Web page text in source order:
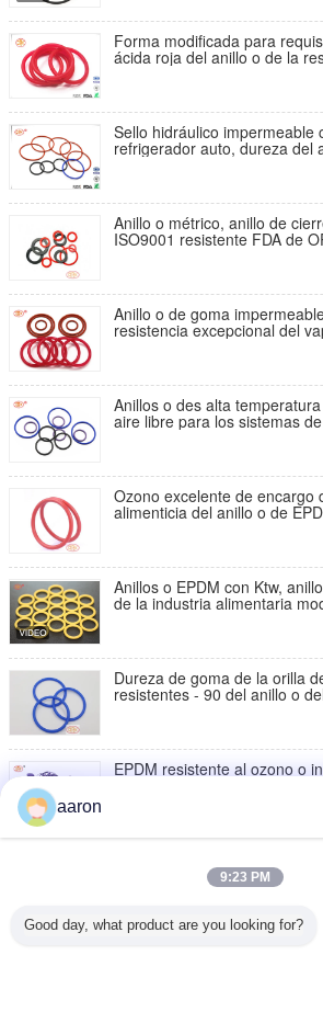
Forma modificada para
ácida roja del anillo o de la
envejecimiento de la
Sello hidráulico impermeable
refrigerador auto, dureza del
Anillo o métrico, anillo de
ISO9001 resistente FDA de
Anillo o de goma
resistencia excepcional del
Anillos o des alta
aire libre para los sistemas
Ozono excelente de encargo
alimenticia del anillo o de
Anillos o EPDM con Ktw,
de la industria alimentaria
Dureza de goma de la orilla
resistentes - 90 del anillo o
EPDM resistente al ozono o
ORK, anillos o de alta presión
aaron
9:23 PM
Good day, what product are you looking for?